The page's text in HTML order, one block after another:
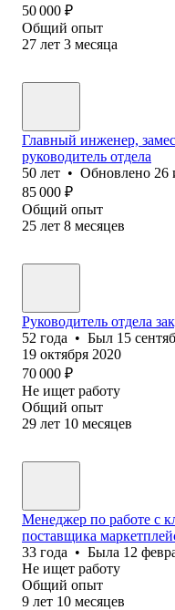
50 000 ₽
Общий опыт
27 лет 3 месяца
Главный инженер,
руководитель отдела
50 лет • Обновлено 26
85 000 ₽
Общий опыт
25 лет 8 месяцев
Руководитель отдела
52 года • Был 15
19 октября 2020
70 000 ₽
Не ищет работу
Общий опыт
29 лет 10 месяцев
Менеджер по работе с
поставщика
33 года • Была 12
Не ищет работу
Общий опыт
9 лет 10 месяцев